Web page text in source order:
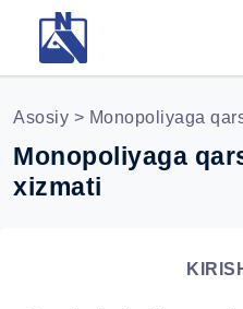
Asosiy > Monopoliyaga
Monopoliyaga
xizmati